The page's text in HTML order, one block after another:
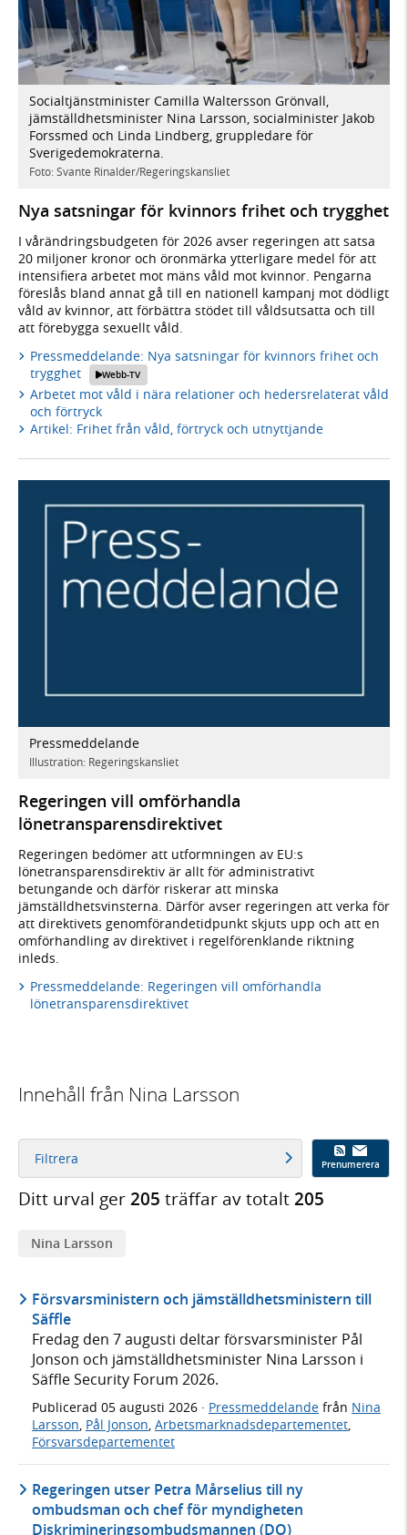
Socialtjänstminister Camilla Waltersson Grönvall,
jämställdhetsminister Nina Larsson, socialminister Jakob
Forssmed och Linda Lindberg, gruppledare för
Sverigedemokraterna.
Foto: Svante Rinalder/Regeringskansliet
Nya satsningar för kvinnors frihet och trygghet
I vårändringsbudgeten för 2026 avser regeringen att satsa
20 miljoner kronor och öronmärka ytterligare medel för att
intensifiera arbetet mot mäns våld mot kvinnor. Pengarna
föreslås bland annat gå till en nationell kampanj mot dödligt
våld av kvinnor, att förbättra stödet till våldsutsatta och till
att förebygga sexuellt våld.
Pressmeddelande: Nya satsningar för kvinnors frihet och
trygghet
Webb-TV
Arbetet mot våld i nära relationer och hedersrelaterat våld
och förtryck
Artikel: Frihet från våld, förtryck och utnyttjande
Pressmeddelande
Illustration: Regeringskansliet
Regeringen vill omförhandla
lönetransparensdirektivet
Regeringen bedömer att utformningen av EU:s
lönetransparensdirektiv är allt för administrativt
betungande och därför riskerar att minska
jämställdhetsvinsterna. Därför avser regeringen att verka för
att direktivets genomförandetidpunkt skjuts upp och att en
omförhandling av direktivet i regelförenklande riktning
inleds.
Pressmeddelande: Regeringen vill omförhandla
lönetransparensdirektivet
Innehåll från Nina Larsson
Filtrera Prenumerera
Ditt urval ger205 träffar av totalt205
Nina Larsson
Försvarsministern och jämställdhetsministern till
Säffle
Fredag den 7 augusti deltar försvarsminister Pål
Jonson och jämställdhetsminister Nina Larsson i
Säffle Security Forum 2026.
Publicerad 05 augusti 2026 · Pressmeddelande från Nina
Larsson, Pål Jonson, Arbetsmarknadsdepartementet,
Försvarsdepartementet
Regeringen utser Petra Mårselius till ny
ombudsman och chef för myndigheten
Diskrimineringsombudsmannen (DO)